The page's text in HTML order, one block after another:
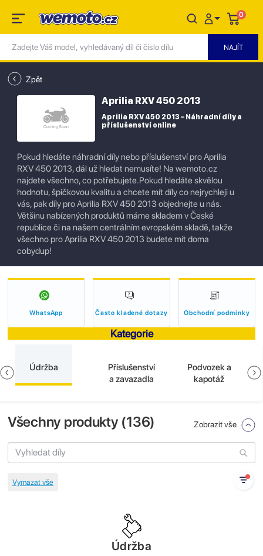
0
Zpět
Aprilia RXV 450 2013
Aprilia RXV 450 2013 – Náhradní díly a
příslušenství online
Pokud hledáte náhradní díly nebo příslušenství pro Aprilia
RXV 450 2013, dál už hledat nemusíte! Na wemoto.cz
najdete všechno, co potřebujete.Pokud hledáte skvělou
hodnotu, špičkovou kvalitu a chcete mít díly co nejrychleji u
vás, pak díly pro Aprilia RXV 450 2013 objednejte u nás.
Většinu nabízených produktů máme skladem v České
republice či na našem centrálním evropském skladě, takže
všechno pro Aprilia RXV 450 2013 budete mít doma
cobydup!
WhatsApp Často kladené dotazy Obchodní podmínky
Kategorie
Údržba
Příslušenství
a zavazadla
Podvozek a
kapotáž
Všechny produkty (136) Zobrazit vše
Údržba